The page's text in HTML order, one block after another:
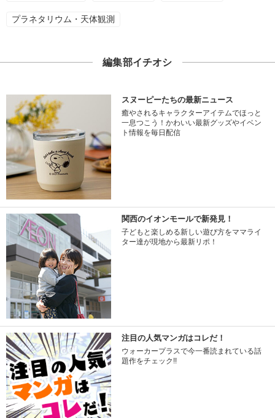
プラネタリウム・天体観測
編集部イチオシ
スヌーピーたちの最新ニュース
癒やされるキャラクターアイテムでほっと
一息つこう！かわいい最新グッズやイベン
ト情報を毎日配信
関西のイオンモールで新発見！
子どもと楽しめる新しい遊び方をママライ
ター達が現地から最新リポ！
注目の人気マンガはコレだ！
ウォーカープラスで今一番読まれている話
題作をチェック!!